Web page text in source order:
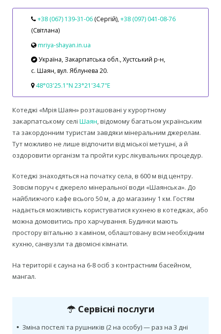
+38 (067) 139‑31‑06 (Сергій),+38 (097) 041‑08‑76
(Світлана)
mriya-shayan.in.ua
Україна, Закарпатська обл., Хустський р-н,
с. Шаян, вул. Яблунева 20.
48°03'25.1"N 23°21'34.7"E
Котеджі «Мрія Шаян» розташовані у курортному
закарпатському селі Шаян, відомому багатьом українським
та закордонним туристам завдяки мінеральним джерелам.
Тут можливо не лише відпочити від міської метушні, а й
оздоровити організм та пройти курс лікувальних процедур.
Котеджі знаходяться на початку села, в 600 м від центру.
Зовсім поруч є джерело мінеральної води «Шаянська». До
найближчого кафе всього 50 м, а до магазину 1 км. Гостям
надається можливість користуватися кухнею в котеджах, або
можна домовитись про харчування. Будинки мають
простору вітальню з каміном, облаштовану всім необхідним
кухню, санвузли та двомісні кімнати.
На території є сауна на 6-8 осіб з контрастним басейном,
мангал.
Сервісні послуги
• Зміна постелі та рушників (2 на особу) — раз на 3 дні